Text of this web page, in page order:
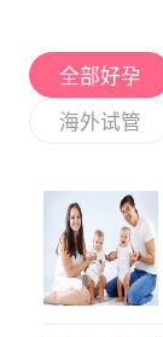
全部好孕
海外试管